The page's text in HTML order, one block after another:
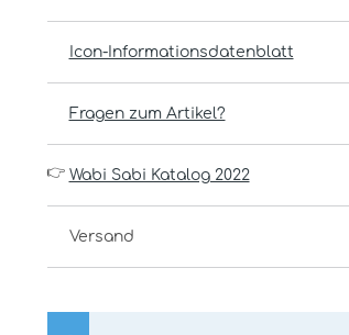
Icon-Informationsdatenblatt
Fragen zum Artikel?
👉 Wabi Sabi Katalog 2022
Versand